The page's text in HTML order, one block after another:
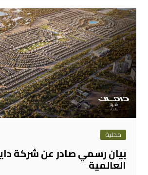
محلية
بيان رسمي صادر عن شركة
العالمية